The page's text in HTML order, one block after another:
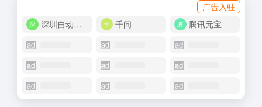
广告入驻
深圳自动化商城
千问 腾讯元宝